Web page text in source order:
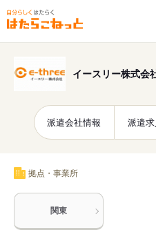
イースリー株式会
派遣会社情報 派遣
拠点・事業所
関東